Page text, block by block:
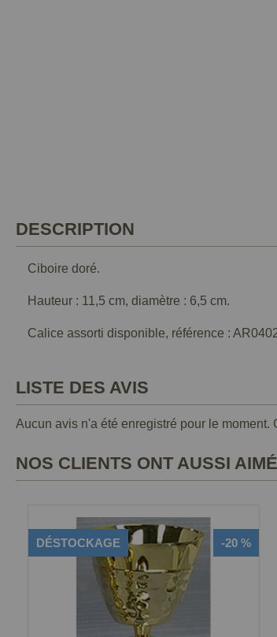
DESCRIPTION
Ciboire doré.
Hauteur : 11,5 cm, diamètre : 6,5 cm.
Calice assorti disponible, référence :
LISTE DES AVIS
Aucun avis n'a été enregistré pour le moment.
NOS CLIENTS ONT AUSSI AIMÉ
DÉSTOCKAGE -20 %